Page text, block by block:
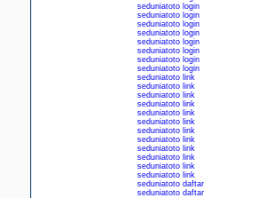
seduniatoto login
seduniatoto login
seduniatoto login
seduniatoto login
seduniatoto login
seduniatoto login
seduniatoto login
seduniatoto login
seduniatoto link
seduniatoto link
seduniatoto link
seduniatoto link
seduniatoto link
seduniatoto link
seduniatoto link
seduniatoto link
seduniatoto link
seduniatoto link
seduniatoto link
seduniatoto link
seduniatoto daftar
seduniatoto daftar